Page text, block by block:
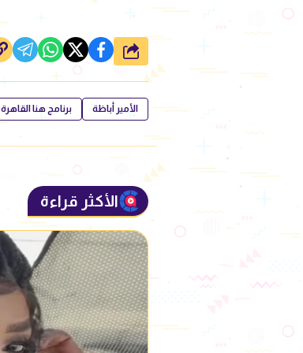
شارك
الأمير أباظة برنامج هنا القاهرة
الأكثر قراءة